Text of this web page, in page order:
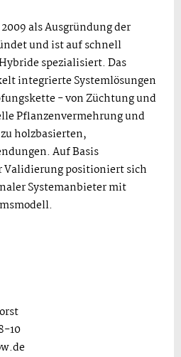
als Ausgründung der
und ist auf schnell
spezialisiert. Das
integrierte Systemlösungen
- von Züchtung und
Pflanzenvermehrung und
holzbasierten,
Auf Basis
Validierung positioniert sich
Systemanbieter mit
10